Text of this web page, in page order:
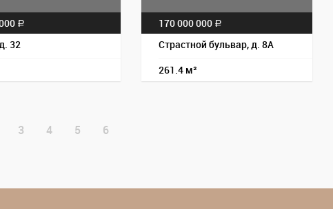
a
32
170 000 000 a
Страстной бульвар, д. 8А
261.4 м²
3 4 5 6